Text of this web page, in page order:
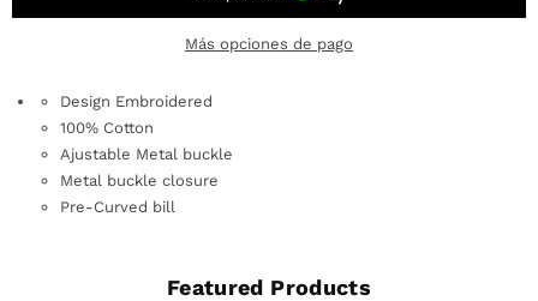
Más opciones de pago
Design Embroidered
100% Cotton
Ajustable Metal buckle
Metal buckle closure
Pre-Curved bill
Featured Products